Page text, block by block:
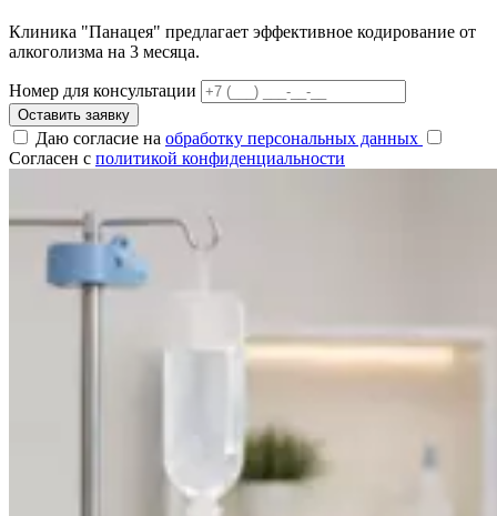
Клиника "Панацея" предлагает эффективное кодирование от
алкоголизма на 3 месяца.
Номер для консультации
Оставить заявку
Даю согласие на обработку персональных данных
Согласен с политикой конфиденциальности